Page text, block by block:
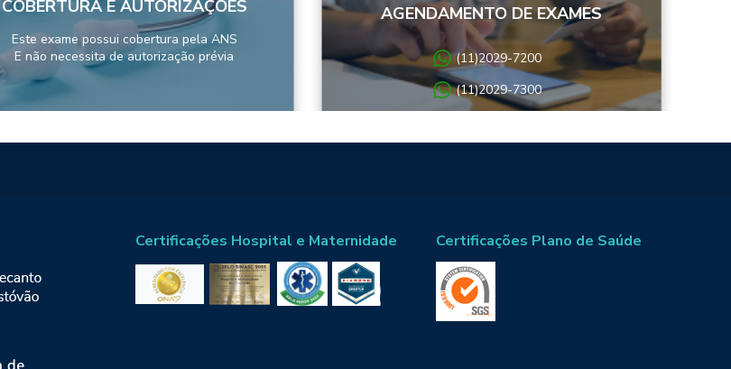
COBERTURA E AUTORIZAÇÕES
Este exame possui cobertura pela ANS
E não necessita de autorização prévia
AGENDAMENTO DE EXAMES
(11)2029-7200
(11)2029-7300
Certificações Hospital e Maternidade Certificações Plano de Saúde